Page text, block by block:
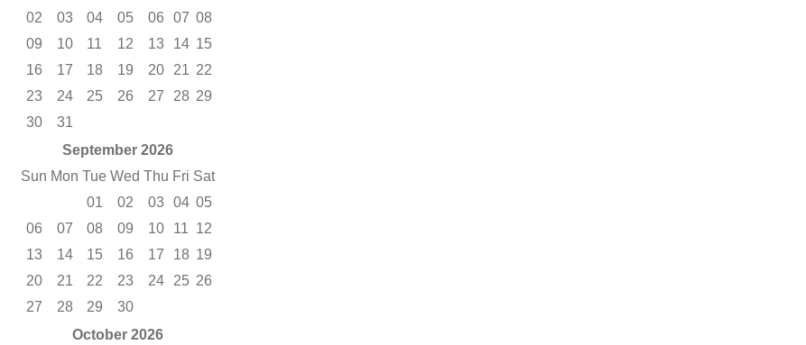
02
03 04 05 06 07 08
09
10 11 12 13 14 15
16
17 18 19 20 21 22
23
24 25 26 27 28 29
30
31
September 2026
Sun Mon Tue Wed Thu Fri Sat
01
02 03 04 05
06
07 08 09 10 11 12
13
14 15 16 17 18 19
20
21 22 23 24 25 26
27
28 29
30
October 2026